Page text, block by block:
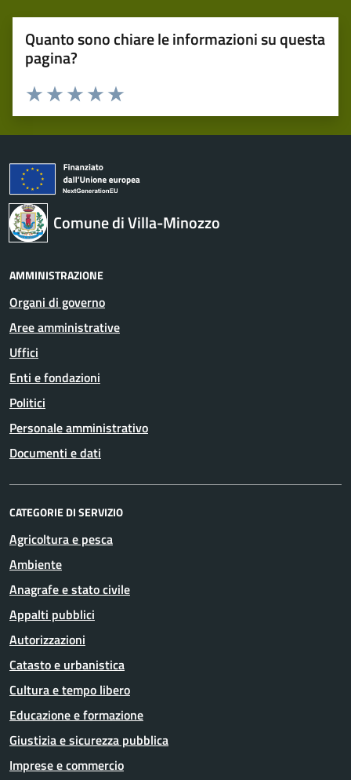
Quanto sono chiare le informazioni su questa
pagina?
Valuta 5 stelle su 5
Valuta 4 stelle su 5
Valuta 3 stelle su 5
Valuta 2 stelle su 5
Valuta 1 stelle su 5
Comune di Villa-Minozzo
AMMINISTRAZIONE
Organi di governo
Aree amministrative
Uffici
Enti e fondazioni
Politici
Personale amministrativo
Documenti e dati
CATEGORIE DI SERVIZIO
Agricoltura e pesca
Ambiente
Anagrafe e stato civile
Appalti pubblici
Autorizzazioni
Catasto e urbanistica
Cultura e tempo libero
Educazione e formazione
Giustizia e sicurezza pubblica
Imprese e commercio